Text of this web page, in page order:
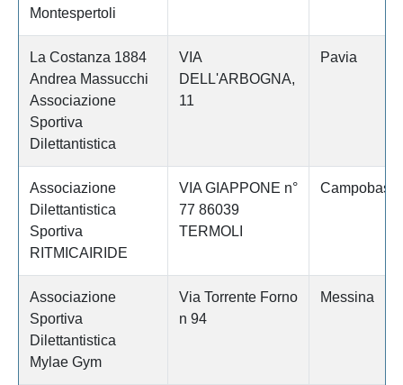
Montespertoli
La Costanza 1884
Andrea Massucchi
Associazione
Sportiva
Dilettantistica
VIA
DELL'ARBOGNA,
11
Pavia
Associazione
Dilettantistica
Sportiva
RITMICAIRIDE
VIA GIAPPONE n°
77 86039
TERMOLI
Associazione
Sportiva
Dilettantistica
Mylae Gym
Via Torrente Forno
n 94
Messina